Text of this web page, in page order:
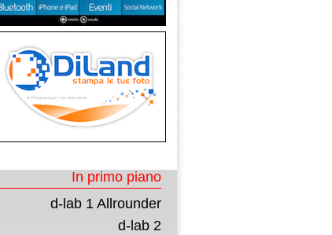
In primo piano
d-lab 1 Allrounder
d-lab 2